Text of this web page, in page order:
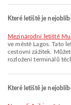
Které letiště je
Mezinárodní letiště
ve městě Lagos. Tato
cestovní zážitek.
rozložení terminálů
Které letiště je